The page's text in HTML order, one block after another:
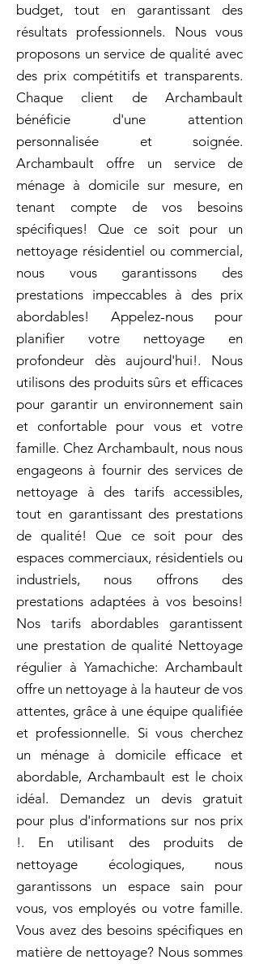
budget, tout en garantissant des
résultats professionnels. Nous vous
proposons un service de qualité avec
des prix compétitifs et transparents.
Chaque client de Archambault
bénéficie d'une attention
personnalisée et soignée.
Archambault offre un service de
ménage à domicile sur mesure, en
tenant compte de vos besoins
spécifiques! Que ce soit pour un
nettoyage résidentiel ou commercial,
nous vous garantissons des
prestations impeccables à des prix
abordables! Appelez-nous pour
planifier votre nettoyage en
profondeur dès aujourd'hui!. Nous
utilisons des produits sûrs et efficaces
pour garantir un environnement sain
et confortable pour vous et votre
famille. Chez Archambault, nous nous
engageons à fournir des services de
nettoyage à des tarifs accessibles,
tout en garantissant des prestations
de qualité! Que ce soit pour des
espaces commerciaux, résidentiels ou
industriels, nous offrons des
prestations adaptées à vos besoins!
Nos tarifs abordables garantissent
une prestation de qualité Nettoyage
régulier à Yamachiche: Archambault
offre un nettoyage à la hauteur de vos
attentes, grâce à une équipe qualifiée
et professionnelle. Si vous cherchez
un ménage à domicile efficace et
abordable, Archambault est le choix
idéal. Demandez un devis gratuit
pour plus d'informations sur nos prix
!. En utilisant des produits de
nettoyage écologiques, nous
garantissons un espace sain pour
vous, vos employés ou votre famille.
Vous avez des besoins spécifiques en
matière de nettoyage? Nous sommes